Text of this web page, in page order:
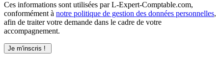
Ces informations sont utilisées par L-Expert-Comptable.com,
conformément à notre politique de gestion des données personnelles,
afin de traiter votre demande dans le cadre de votre
accompagnement.